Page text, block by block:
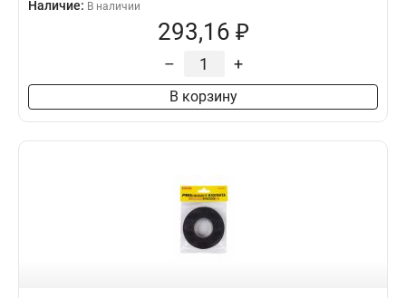
Наличие: В наличии
293,16 ₽
– +
В корзину